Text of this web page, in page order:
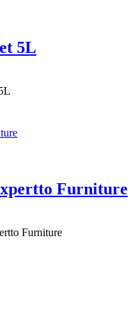
5L
Furniture
Furniture